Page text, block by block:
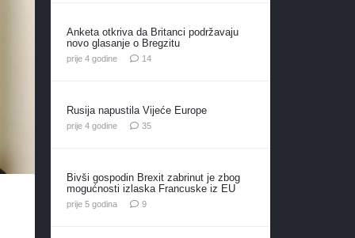
Anketa otkriva da Britanci podržavaju
novo glasanje o Bregzitu
prije 4 godine 14komentara
Rusija napustila Vijeće Europe
prije 4 godine 35komentara
Bivši gospodin Brexit zabrinut je zbog
mogućnosti izlaska Francuske iz EU
prije 5 godina 9komentara